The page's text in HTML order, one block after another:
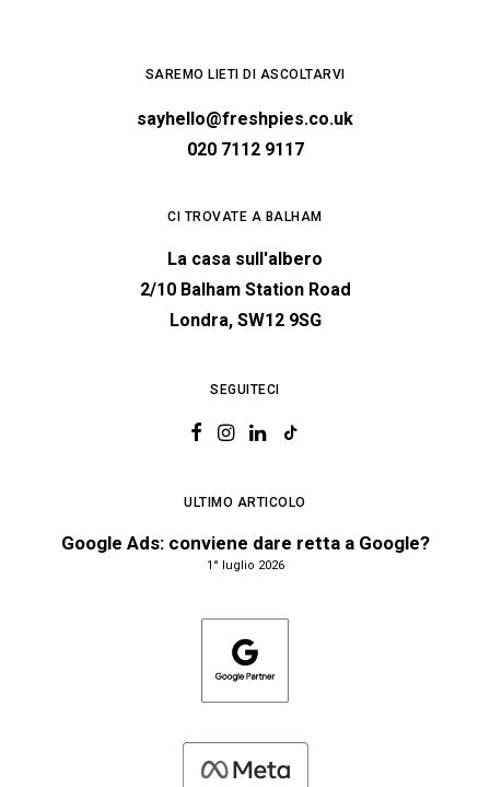
SAREMO LIETI DI ASCOLTARVI
sayhello@freshpies.co.uk
020 7112 9117
CI TROVATE A BALHAM
La casa sull'albero
2/10 Balham Station Road
Londra, SW12 9SG
SEGUITECI
ULTIMO ARTICOLO
Google Ads: conviene dare retta a Google?
1° luglio 2026